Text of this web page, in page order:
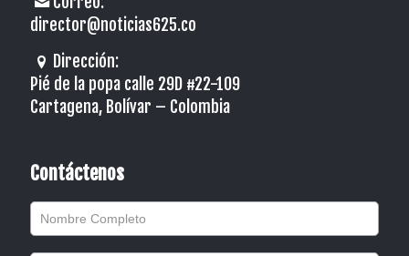
director@noticias625.co
Dirección:
Pié de la popa calle 29D #22-109
Cartagena, Bolívar – Colombia
Contáctenos